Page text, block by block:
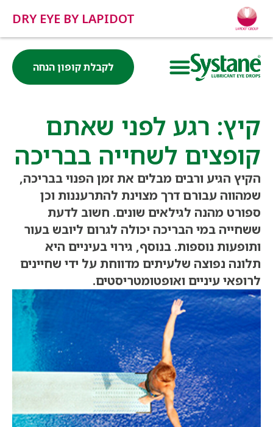
DRY EYE BY LAPIDOT
לקבלת קופון הנחה
קיץ: רגע לפני שאתם
קופצים לשחייה בבריכה
הקיץ הגיע ורבים מבלים את זמן הפנוי בבריכה,
שמהווה עבורם דרך מצוינת להתרעננות וכן
ספורט מהנה לגילאים שונים. חשוב לדעת
ששחייה במי הבריכה יכולה לגרום ליובש בעור
ותופעות נוספות. בנוסף, גירוי בעיניים היא
תלונה נפוצה שלעיתים מדווחת על ידי שחיינים
לרופאי עיניים ואופטומטריסטים.